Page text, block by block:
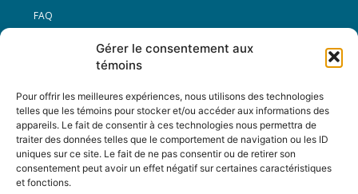
Gérer le consentement aux
témoins
Pour offrir les meilleures expériences, nous utilisons des technologies
telles que les témoins pour stocker et/ou accéder aux informations des
appareils. Le fait de consentir à ces technologies nous permettra de
traiter des données telles que le comportement de navigation ou les ID
uniques sur ce site. Le fait de ne pas consentir ou de retirer son
consentement peut avoir un effet négatif sur certaines caractéristiques
et fonctions.
FAQ
Conditions générales
Nous Suivre